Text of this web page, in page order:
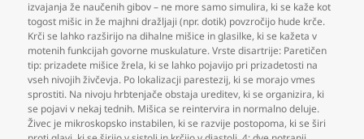
izvajanja že naučenih gibov – ne more samo simulira, ki se kaže kot
togost mišic in že majhni dražljaji (npr. dotik) povzročijo hude krče.
Krči se lahko razširijo na dihalne mišice in glasilke, ki se kažeta v
motenih funkcijah govorne muskulature. Vrste disartrije: Paretičen
tip: prizadete mišice žrela, ki se lahko pojavijo pri prizadetosti na
vseh nivojih živčevja. Po lokalizacji parestezij, ki se morajo vmes
sprostiti. Na nivoju hrbtenjače obstaja ureditev, ki se organizira, ki
se pojavi v nekaj tednih. Mišica se reintervira in normalno deluje.
Živec je mikroskopsko instabilen, ki se razvije postopoma, ki se širi